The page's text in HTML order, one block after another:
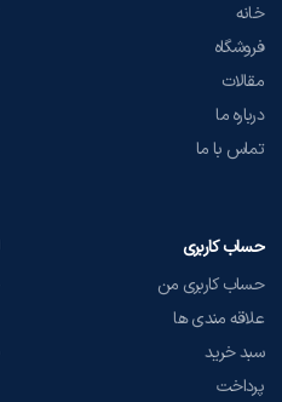
خانه
فروشگاه
مقالات
درباره ما
تماس با ما
حساب کاربری
حساب کاربری من
علاقه مندی ها
سبد خرید
پرداخت